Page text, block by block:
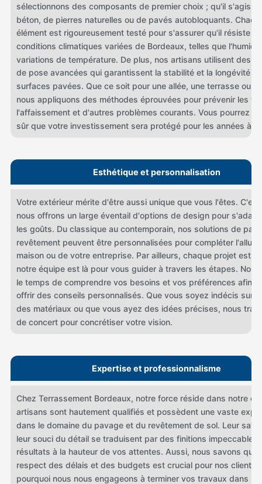
sélectionnons des composants de premier choix ; qu'il
béton, de pierres naturelles ou de pavés autobloquants.
élément est rigoureusement testé pour s'assurer qu'il résiste
conditions climatiques variées de Bordeaux, telles que
variations de température. De plus, nos artisans utilisent des
de pose avancées qui garantissent la stabilité et la longévité
surfaces pavées. Que ce soit pour une allée, une terrasse ou
nous appliquons des méthodes éprouvées pour prévenir les
l'affaissement et d'autres problèmes courants. Vous pourrez
sûr que votre investissement sera protégé pour les années à
Esthétique et personnalisation
Votre extérieur mérite d'être aussi unique que vous l'êtes.
nous offrons un large éventail d'options de design pour
les goûts. Du classique au contemporain, nos solutions de
revêtement peuvent être personnalisées pour compléter
maison ou de votre entreprise. Par ailleurs, chaque projet est
notre équipe est là pour vous guider à travers les étapes.
le temps de comprendre vos besoins et vos préférences afin
offrir des conseils personnalisés. Que vous soyez indécis sur
des matériaux ou que vous ayez des idées précises, nous
de concert pour concrétiser votre vision.
Expertise et professionnalisme
Chez Terrassement Bordeaux, notre force réside dans notre
artisans sont hautement qualifiés et possèdent une vaste
dans le domaine du pavage et du revêtement de sol. Leur
leur souci du détail se traduisent par des finitions impeccables
résultats à la hauteur de vos attentes. Aussi, nous savons que
respect des délais et des budgets est crucial pour nos clients.
pourquoi nous nous engageons à terminer vos travaux dans